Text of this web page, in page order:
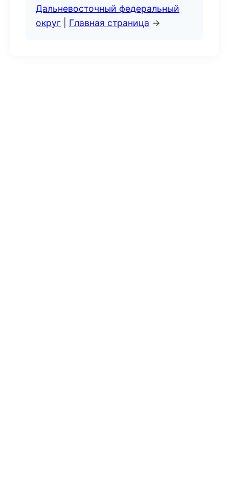
Дальневосточный федеральный
округ
Главная страница →